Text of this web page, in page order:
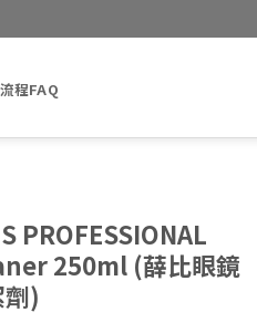
程FAQ
PROFESSIONAL
250ml (薛比眼鏡
)